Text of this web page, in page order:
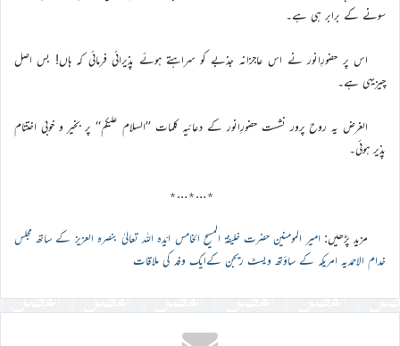
سونے کے برابر ہی ہے۔
اس پر حضورِانور نے اس عاجزانہ جذبے کو سراہتے ہوئے پذیرائی فرمائی کہ ہاں! بس اصل
چیزیہی ہے۔
الغرض یہ روح پرور نشست حضورِانور کے دعائیہ کلمات ’’السلام علیکم‘‘ پر بخیر و خوبی اختتام
پذیر ہوئی۔
٭…٭…٭
مزید پڑھیں: امیر المومنین حضرت خلیفۃ المسیح الخامس ایّدہ اللہ تعالیٰ بنصرہ العزیز کے ساتھ مجلس
خدام الاحمدیہ امریکہ کے ساؤتھ ویسٹ ریجن کےایک وفد کی ملاقات